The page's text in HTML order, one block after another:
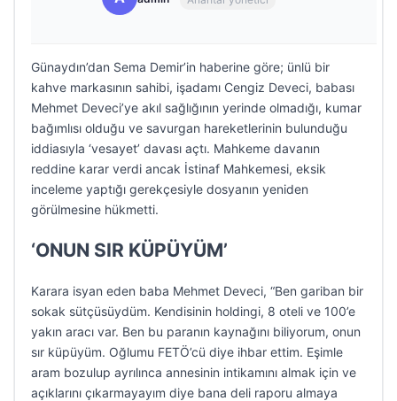
Günaydın’dan Sema Demir’in haberine göre; ünlü bir
kahve markasının sahibi, işadamı Cengiz Deveci, babası
Mehmet Deveci’ye akıl sağlığının yerinde olmadığı, kumar
bağımlısı olduğu ve savurgan hareketlerinin bulunduğu
iddiasıyla ‘vesayet’ davası açtı. Mahkeme davanın
reddine karar verdi ancak İstinaf Mahkemesi, eksik
inceleme yaptığı gerekçesiyle dosyanın yeniden
görülmesine hükmetti.
‘ONUN SIR KÜPÜYÜM’
Karara isyan eden baba Mehmet Deveci, “Ben gariban bir
sokak sütçüsüydüm. Kendisinin holdingi, 8 oteli ve 100’e
yakın aracı var. Ben bu paranın kaynağını biliyorum, onun
sır küpüyüm. Oğlumu FETÖ’cü diye ihbar ettim. Eşimle
aram bozulup ayrılınca annesinin intikamını almak için ve
açıklarını çıkarmayayım diye bana deli raporu almaya